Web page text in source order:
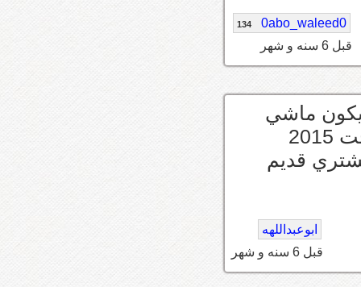
0abo_waleed0
134
قبل 6 سنه و شهر
ماشي
ولازم مايكون فيه صدوم واي سياره حليا تحت 2015
قديم
ابوعبداللهه
قبل 6 سنه و شهر